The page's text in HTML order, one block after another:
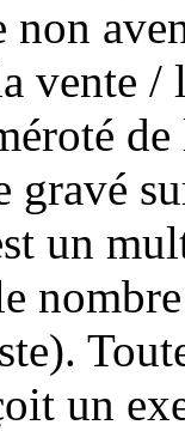
non
vente
gravé
un
un